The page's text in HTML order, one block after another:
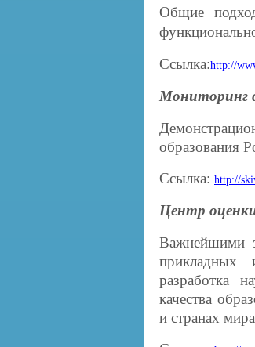
Общие
Ссылка:http://
Мониторинг
образования
Ссылка: http://
Центр
Важнейшими
прикладных
разработка
качества
и странах